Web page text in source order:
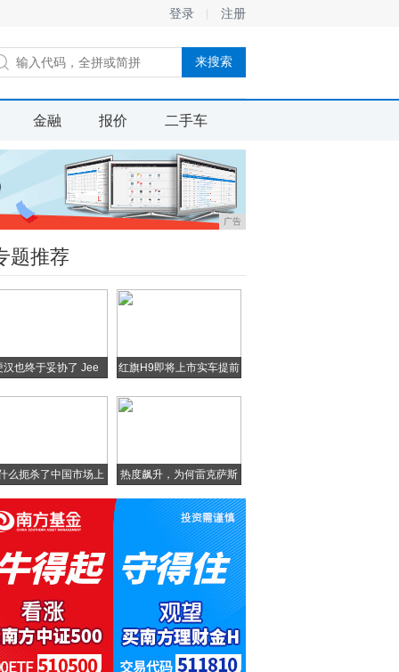
登录 注册
金融 报价 二手车
广告
题推荐
汉也终于妥协了 Jee 红旗H9即将上市实车提前
么扼杀了中国市场上
的
热度飙升，为何雷克萨斯
N